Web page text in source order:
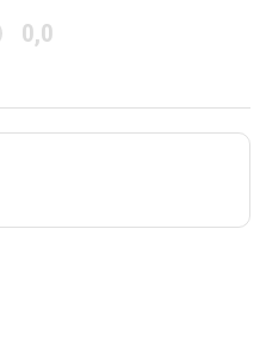
0,0